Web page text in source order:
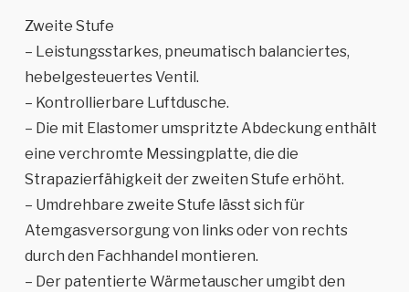
Zweite Stufe
– Leistungsstarkes, pneumatisch balanciertes,
hebelgesteuertes Ventil.
– Kontrollierbare Luftdusche.
– Die mit Elastomer umspritzte Abdeckung enthält
eine verchromte Messingplatte, die die
Strapazierfähigkeit der zweiten Stufe erhöht.
– Umdrehbare zweite Stufe lässt sich für
Atemgasversorgung von links oder von rechts
durch den Fachhandel montieren.
– Der patentierte Wärmetauscher umgibt den